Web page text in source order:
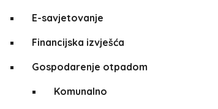
E-savjetovanje
Financijska izvješća
Gospodarenje otpadom
Komunalno